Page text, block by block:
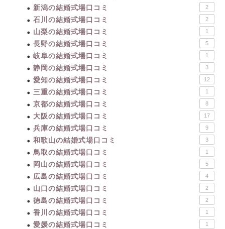
新潟の結婚式場口コミ 2
石川の結婚式場口コミ 2
山梨の結婚式場口コミ 1
長野の結婚式場口コミ 5
岐阜の結婚式場口コミ 1
静岡の結婚式場口コミ 3
愛知の結婚式場口コミ 12
三重の結婚式場口コミ 1
京都の結婚式場口コミ 8
大阪の結婚式場口コミ 17
兵庫の結婚式場口コミ 9
和歌山の結婚式場口コミ 3
鳥取の結婚式場口コミ 1
岡山の結婚式場口コミ 5
広島の結婚式場口コミ 4
山口の結婚式場口コミ 2
徳島の結婚式場口コミ 2
香川の結婚式場口コミ 1
愛媛の結婚式場口コミ 1